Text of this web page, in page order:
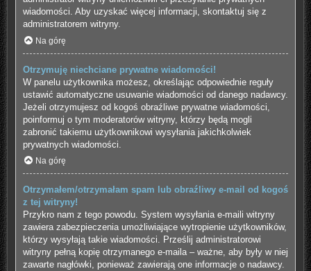
wiadomości. Aby uzyskać więcej informacji, skontaktuj się z
administratorem witryny.
Na górę
Otrzymuję niechciane prywatne wiadomości!
W panelu użytkownika możesz, określając odpowiednie reguły
ustawić automatyczne usuwanie wiadomości od danego nadawcy.
Jeżeli otrzymujesz od kogoś obraźliwe prywatne wiadomości,
poinformuj o tym moderatorów witryny, którzy będą mogli
zabronić takiemu użytkownikowi wysyłania jakichkolwiek
prywatnych wiadomości.
Na górę
Otrzymałem/otrzymałam spam lub obraźliwy e-mail od kogoś
z tej witryny!
Przykro nam z tego powodu. System wysyłania e-maili witryny
zawiera zabezpieczenia umożliwiające wytropienie użytkowników,
którzy wysyłają takie wiadomości. Prześlij administratorowi
witryny pełną kopię otrzymanego e-maila – ważne, aby były w niej
zawarte nagłówki, ponieważ zawierają one informacje o nadawcy.